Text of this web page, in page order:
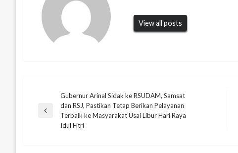
View all posts
Navigasi
pos
Previous
Gubernur Arinal Sidak ke RSUDAM, Samsat
dan RSJ, Pastikan Tetap Berikan Pelayanan
Terbaik ke Masyarakat Usai Libur Hari Raya
Idul Fitri